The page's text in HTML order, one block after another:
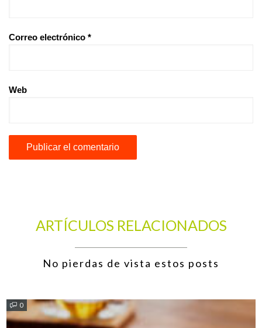
Correo electrónico *
Web
ARTÍCULOS RELACIONADOS
No pierdas de vista estos posts
0